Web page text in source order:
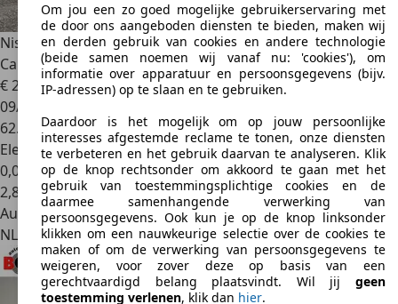
Nissan X-Trail1.5 Mild Hybrid Acenta Connect '' 7P - 360
Camera
€ 29.950
09/2023
62.207 km
Elektro/Benzine
0,0 l/100 km (gem.)
2,8
Autobedrijf
NL 7151 HTEibergen
Om jou een zo goed mogelijke gebruikerservaring met
de door ons aangeboden diensten te bieden, maken wij
en derden gebruik van cookies en andere technologie
(beide samen noemen wij vanaf nu: 'cookies'), om
informatie over apparatuur en persoonsgegevens (bijv.
IP-adressen) op te slaan en te gebruiken.
Daardoor is het mogelijk om op jouw persoonlijke
interesses afgestemde reclame te tonen, onze diensten
te verbeteren en het gebruik daarvan te analyseren. Klik
op de knop rechtsonder om akkoord te gaan met het
gebruik van toestemmingsplichtige cookies en de
daarmee samenhangende verwerking van
persoonsgegevens. Ook kun je op de knop linksonder
klikken om een nauwkeurige selectie over de cookies te
maken of om de verwerking van persoonsgegevens te
weigeren, voor zover deze op basis van een
gerechtvaardigd belang plaatsvindt. Wil jij geen
toestemming verlenen, klik dan hier.